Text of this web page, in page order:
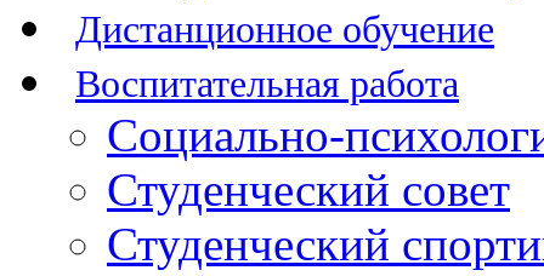
Дистанционное обучение
Воспитательная работа
Социально-
Студенческий совет
Студенческий